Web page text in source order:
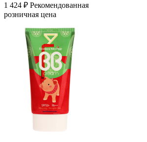
1 424 ₽ Рекомендованная
розничная цена